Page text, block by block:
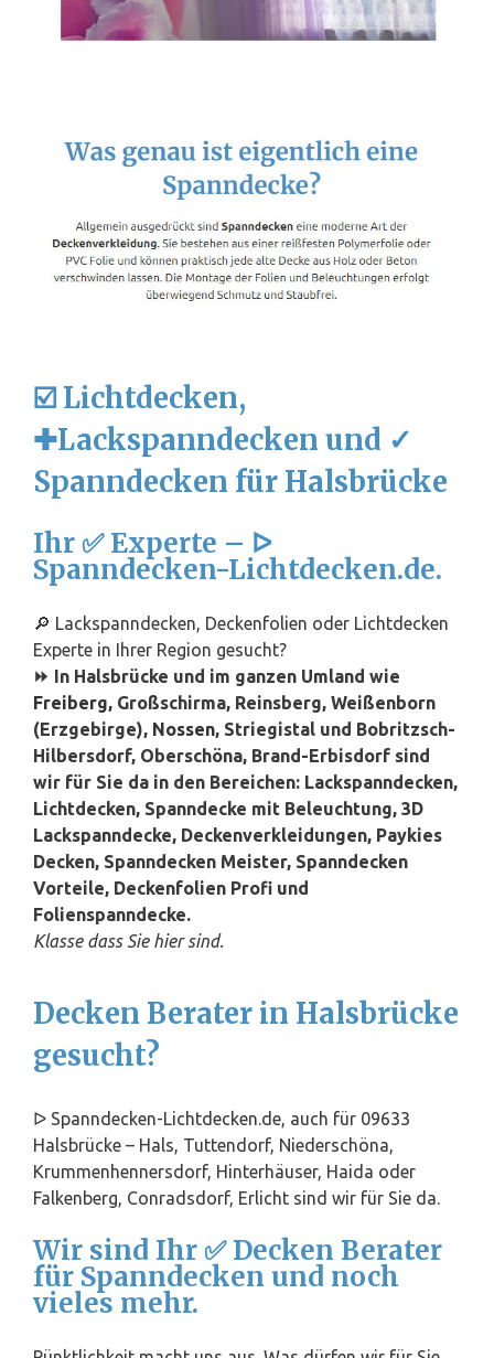
☑️ Lichtdecken,
✚Lackspanndecken und ✓
Spanndecken für Halsbrücke
Ihr ✅ Experte – ᐅ
Spanndecken-Lichtdecken.de.
🔎 Lackspanndecken, Deckenfolien oder Lichtdecken
Experte in Ihrer Region gesucht?
⏩ In Halsbrücke und im ganzen Umland wie
Freiberg, Großschirma, Reinsberg, Weißenborn
(Erzgebirge), Nossen, Striegistal und Bobritzsch-
Hilbersdorf, Oberschöna, Brand-Erbisdorf sind
wir für Sie da in den Bereichen: Lackspanndecken,
Lichtdecken, Spanndecke mit Beleuchtung, 3D
Lackspanndecke, Deckenverkleidungen, Paykies
Decken, Spanndecken Meister, Spanndecken
Vorteile, Deckenfolien Profi und
Folienspanndecke.
Klasse dass Sie hier sind.
Decken Berater in Halsbrücke
gesucht?
ᐅ Spanndecken-Lichtdecken.de, auch für 09633
Halsbrücke – Hals, Tuttendorf, Niederschöna,
Krummenhennersdorf, Hinterhäuser, Haida oder
Falkenberg, Conradsdorf, Erlicht sind wir für Sie da.
Wir sind Ihr ✅ Decken Berater
für Spanndecken und noch
vieles mehr.